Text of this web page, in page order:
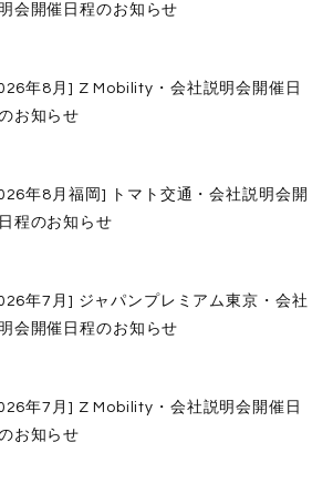
会開催日程のお知らせ
年8月] Z Mobility・会社説明会開催日
お知らせ
年8月福岡] トマト交通・会社説明会開
程のお知らせ
年7月] ジャパンプレミアム東京・会社
会開催日程のお知らせ
年7月] Z Mobility・会社説明会開催日
お知らせ